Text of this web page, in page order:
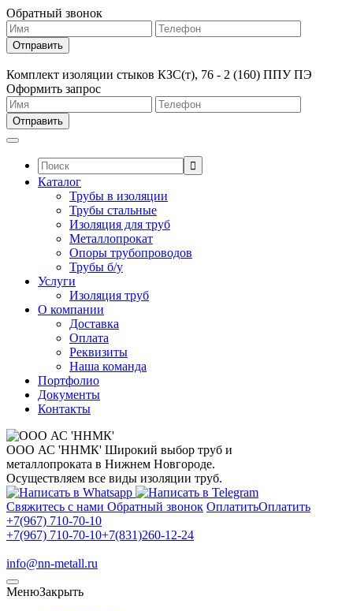
Обратный звонок
Комплект изоляции стыков КЗС(т), 76 - 2 (160) ППУ ПЭ
Оформить запрос
Поиск:
Каталог
Трубы в изоляции
Трубы стальные
Изоляция для труб
Металлопрокат
Опоры трубопроводов
Трубы б/у
Услуги
Изоляция труб
О компании
Доставка
Оплата
Реквизиты
Наша команда
Портфолио
Документы
Контакты
ООО АС 'ННМК' Широкий выбор труб и
металлопроката в Нижнем Новгороде.
Осуществляем все виды изоляции труб.
Свяжитесь с нами Обратный звонок ОплатитьОплатить
+7(967) 710-70-10
+7(967) 710-70-10+7(831)260-12-24
info@nn-metall.ru
МенюЗакрыть